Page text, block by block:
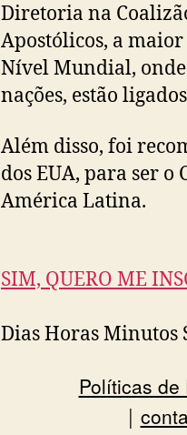
Diretoria na
Apostólicos, a
Nível Mundial, onde
nações, estão
Além disso, foi
dos EUA, para ser
América Latina.
SIM, QUERO ME
Dias Horas Minutos
Políticas